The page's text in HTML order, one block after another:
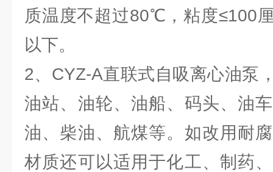
质温度不超过80℃，粘度≤100
以下。
2、CYZ-A直联式自吸离心油泵
油站、油轮、油船、码头、油
油、柴油、航煤等。如改用耐
材质还可以适用于化工、制药